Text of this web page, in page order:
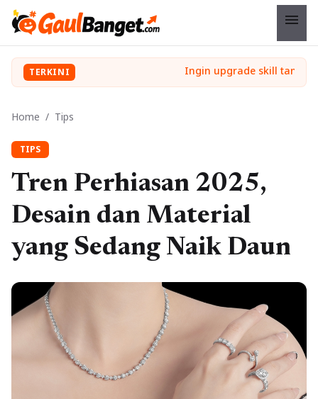
menu
TERKINI
Home / Tips
TIPS
Tren Perhiasan 2025,
Desain dan Material
yang Sedang Naik Daun